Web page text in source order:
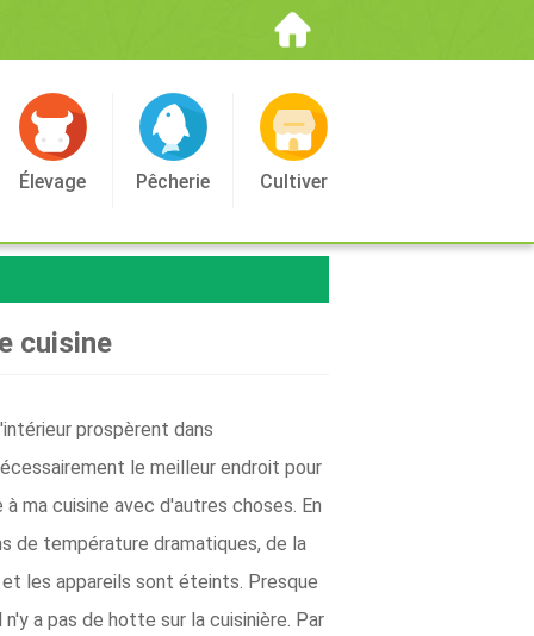
Élevage Pêcherie Cultiver
cuisine
prospèrent dans
le meilleur endroit pour
ma cuisine avec d'autres choses. En
de température dramatiques, de la
les appareils sont éteints. Presque
a pas de hotte sur la cuisinière. Par